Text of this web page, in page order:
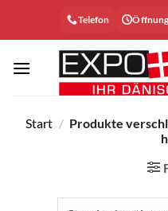
Telefon
Start / Produkte